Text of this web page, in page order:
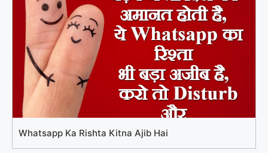
Whatsapp Ka Rishta Kitna Ajib Hai